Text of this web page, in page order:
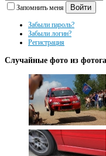
Запомнить меня Войти
Забыли пароль?
Забыли логин?
Регистрация
Случайные фото из